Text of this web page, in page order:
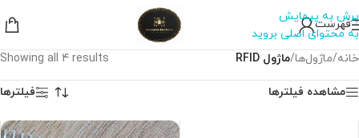
پرش به پیمایش
به محتوای اصلی بروید
فهرست
خانه/ماژول‌ها/ماژول RFID Showing all 4 results
مشاهده فیلترها فیلترها